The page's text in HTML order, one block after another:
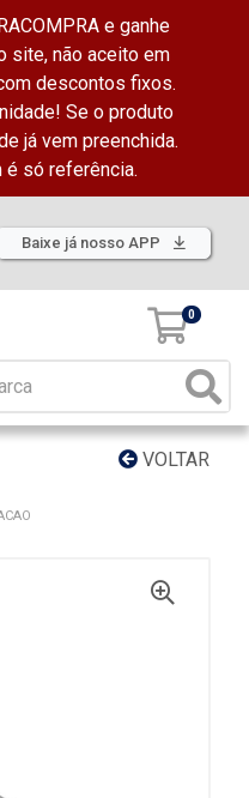
e ganhe
site, não aceito em
descontos fixos.
Se o produto
já vem preenchida.
é só referência.
Baixe já nosso APP
0
VOLTAR